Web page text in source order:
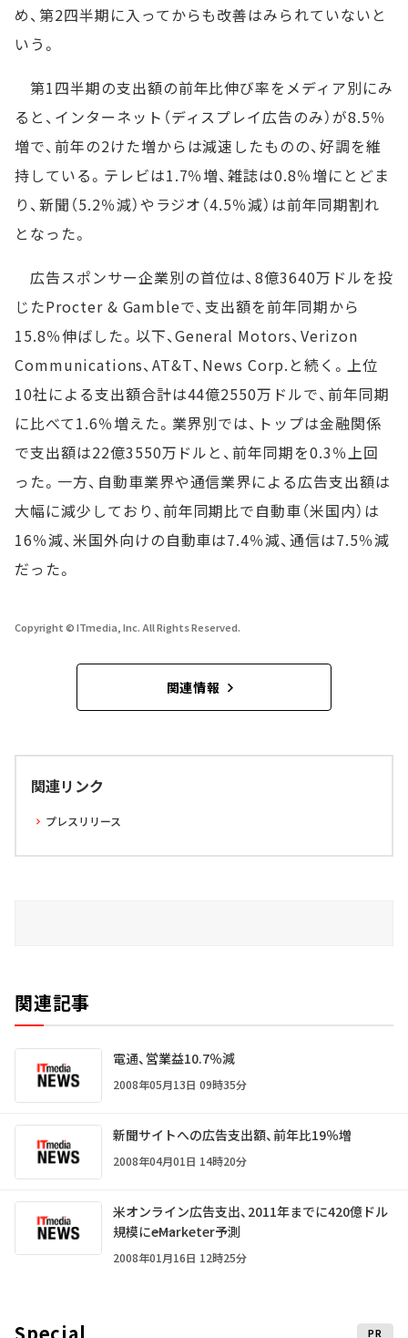
め、第2四半期に入ってからも改善はみられていないと
いう。
第1四半期の支出額の前年比伸び率をメディア別にみ
ると、インターネット（ディスプレイ広告のみ）が8.5％
増で、前年の2けた増からは減速したものの、好調を維
持している。テレビは1.7％増、雑誌は0.8％増にとどま
り、新聞（5.2％減）やラジオ（4.5％減）は前年同期割れ
となった。
広告スポンサー企業別の首位は、8億3640万ドルを投
じたProcter & Gambleで、支出額を前年同期から
15.8％伸ばした。以下、General Motors、Verizon
Communications、AT&T、News Corp.と続く。上位
10社による支出額合計は44億2550万ドルで、前年同期
に比べて1.6％増えた。業界別では、トップは金融関係
で支出額は22億3550万ドルと、前年同期を0.3％上回
った。一方、自動車業界や通信業界による広告支出額は
大幅に減少しており、前年同期比で自動車（米国内）は
16％減、米国外向けの自動車は7.4％減、通信は7.5％減
だった。
Copyright © ITmedia, Inc. All Rights Reserved.
関連情報
関連リンク
プレスリリース
関連記事
電通、営業益10.7％減
2008年05月13日 09時35分
新聞サイトへの広告支出額、前年比19％増
2008年04月01日 14時20分
米オンライン広告支出、2011年までに420億ドル
規模に――eMarketer予測
2008年01月16日 12時25分
Special PR